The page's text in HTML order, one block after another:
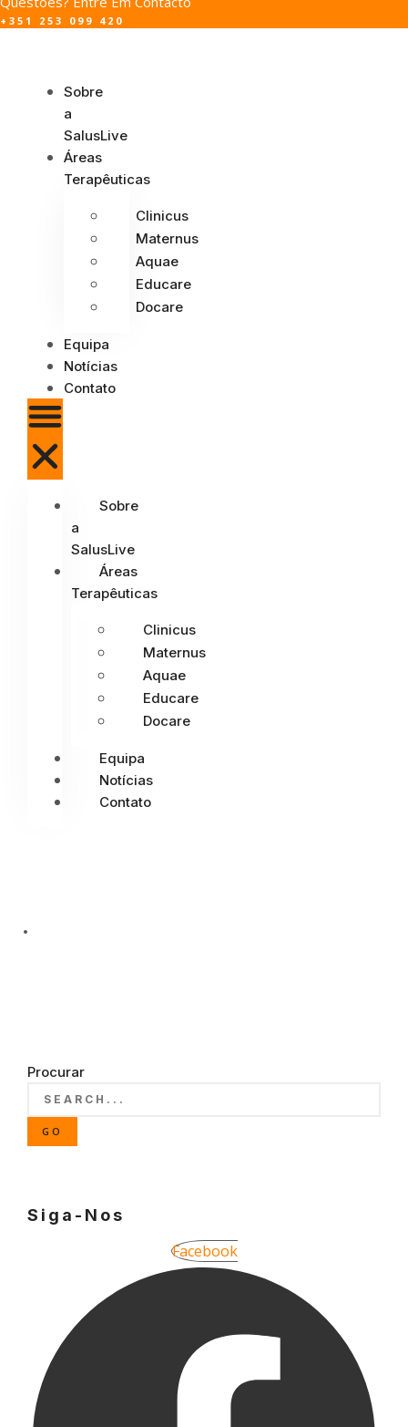
+351 253 099 420
Sobre
a
SalusLive
Áreas
Terapêuticas
Clinicus
Maternus
Aquae
Educare
Docare
Equipa
Notícias
Contato
Sobre
a
SalusLive
Áreas
Terapêuticas
Clinicus
Maternus
Aquae
Educare
Docare
Equipa
Notícias
Contato
Procurar
GO
Siga-Nos
Facebook